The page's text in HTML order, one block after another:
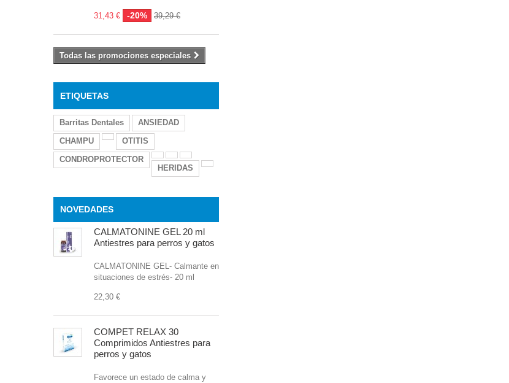
31,43 € -20% 39,29 €
Todas las promociones especiales
ETIQUETAS
Barritas Dentales
ANSIEDAD
CHAMPU
OTITIS
CONDROPROTECTOR
HERIDAS
NOVEDADES
CALMATONINE GEL 20 ml
Antiestres para perros y gatos
CALMATONINE GEL- Calmante en
situaciones de estrés- 20 ml
22,30 €
COMPET RELAX 30
Comprimidos Antiestres para
perros y gatos
Favorece un estado de calma y